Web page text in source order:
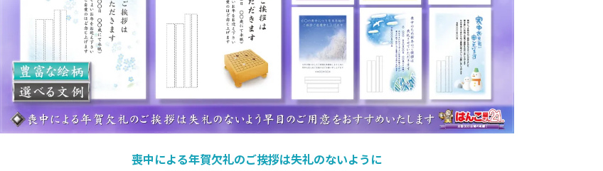
喪中による年賀欠礼のご挨拶は失礼のないように